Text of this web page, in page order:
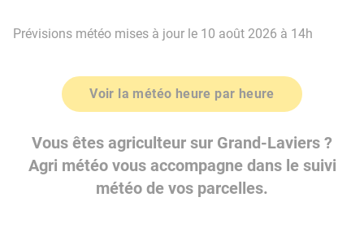
Prévisions météo mises à jour le 10 août 2026 à 14h
Voir la météo heure par heure
Vous êtes agriculteur sur Grand-Laviers ?
Agri météo vous accompagne dans le suivi
météo de vos parcelles.